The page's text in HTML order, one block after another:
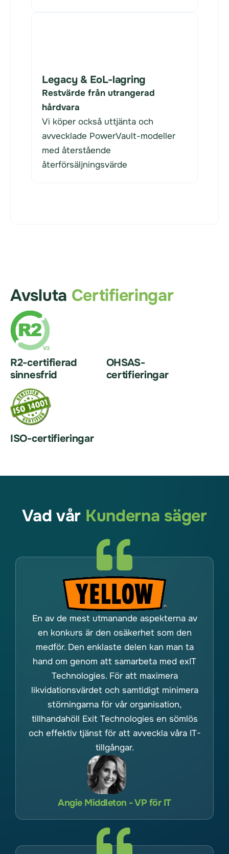
Legacy & EoL-lagring
Restvärde från utrangerad
hårdvara
Vi köper också uttjänta och
avvecklade PowerVault-modeller
med återstående
återförsäljningsvärde
Avsluta Certifieringar
R2-certifierad
sinnesfrid
OHSAS-
certifieringar
ISO-certifieringar
Vad vår Kunderna säger
En av de mest utmanande aspekterna av
en konkurs är den osäkerhet som den
medför. Den enklaste delen kan man ta
hand om genom att samarbeta med exIT
Technologies. För att maximera
likvidationsvärdet och samtidigt minimera
störningarna för vår organisation,
tillhandahöll Exit Technologies en sömlös
och effektiv tjänst för att avveckla våra IT-
tillgångar.
Angie Middleton - VP för IT